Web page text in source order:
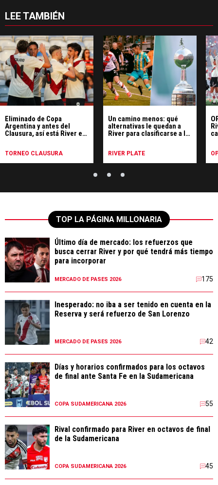
LEE TAMBIÉN
Eliminado de Copa
Argentina y antes del
Clausura, así está River en
Libertadores 2027
TORNEO CLAUSURA
Un camino menos: qué
alternativas le quedan a
River para clasificarse a la
RIVER PLATE
TOP LA PÁGINA MILLONARIA
Último día de mercado: los refuerzos que
busca cerrar River y por qué tendrá más tiempo
para incorporar
MERCADO DE PASES 2026 175
Inesperado: no iba a ser tenido en cuenta en la
Reserva y será refuerzo de San Lorenzo
MERCADO DE PASES 2026 42
Días y horarios confirmados para los octavos
de final ante Santa Fe en la Sudamericana
COPA SUDAMERICANA 2026 55
Rival confirmado para River en octavos de final
de la Sudamericana
COPA SUDAMERICANA 2026 45